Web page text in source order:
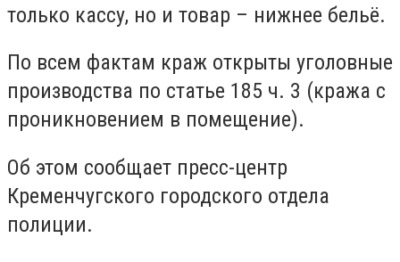
только кассу, но и товар – нижнее бельё.
По всем фактам краж открыты уголовные
производства по статье 185 ч. 3 (кража с
проникновением в помещение).
Об этом сообщает пресс-центр
Кременчугского городского отдела
полиции.